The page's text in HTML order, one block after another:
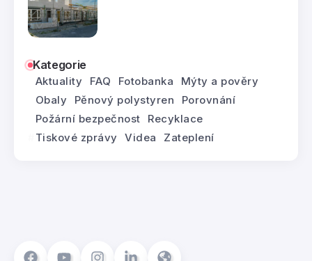
Kategorie
Aktuality FAQ Fotobanka
Mýty a pověry
Obaly
Pěnový polystyren
Porovnání
Požární bezpečnost
Recyklace
Tiskové zprávy
Videa Zateplení